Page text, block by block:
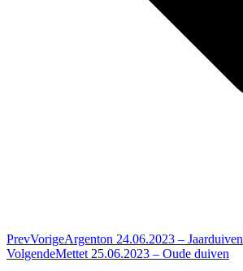
PrevVorigeArgenton 24.06.2023 – Jaarduiven
VolgendeMettet 25.06.2023 – Oude duiven